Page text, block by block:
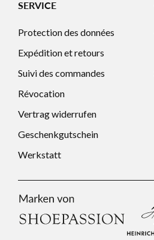
SERVICE
Protection des données
Expédition et retours
Suivi des commandes
Révocation
Vertrag widerrufen
Geschenkgutschein
Werkstatt